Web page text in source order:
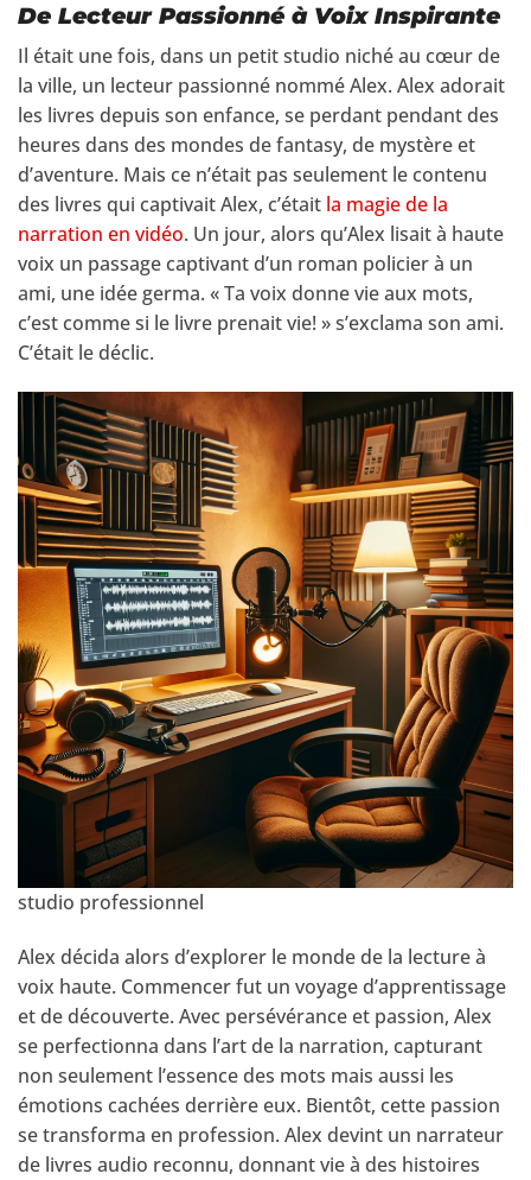
De Lecteur Passionné à Voix Inspirante
Il était une fois, dans un petit studio niché au cœur de
la ville, un lecteur passionné nommé Alex. Alex adorait
les livres depuis son enfance, se perdant pendant des
heures dans des mondes de fantasy, de mystère et
d’aventure. Mais ce n’était pas seulement le contenu
des livres qui captivait Alex, c’était la magie de la
narration en vidéo. Un jour, alors qu’Alex lisait à haute
voix un passage captivant d’un roman policier à un
ami, une idée germa. « Ta voix donne vie aux mots,
c’est comme si le livre prenait vie! » s’exclama son ami.
C’était le déclic.
studio professionnel
Alex décida alors d’explorer le monde de la lecture à
voix haute. Commencer fut un voyage d’apprentissage
et de découverte. Avec persévérance et passion, Alex
se perfectionna dans l’art de la narration, capturant
non seulement l’essence des mots mais aussi les
émotions cachées derrière eux. Bientôt, cette passion
se transforma en profession. Alex devint un narrateur
de livres audio reconnu, donnant vie à des histoires